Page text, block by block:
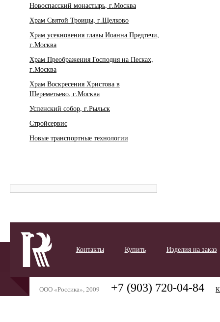
Новоспасский монастырь, г.Москва
Храм Святой Троицы, г.Щелково
Храм усекновения главы Иоанна Предтечи,
г.Москва
Храм Преображения Господня на Песках,
г.Москва
Храм Воскресения Христова в
Шереметьево, г.Москва
Успенский собор, г.Рыльск
Стройсервис
Новые транспортные технологии
Контакты Купить Изделия на заказ
ООО «Россика», 2009 +7 (903) 720-04-84